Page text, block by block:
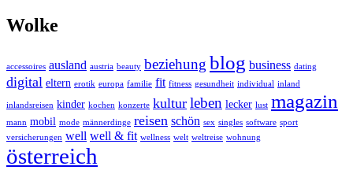
Wolke
accessoires ausland austria beauty beziehung blog business dating
digital eltern erotik europa familie fit fitness gesundheit individual inland
inlandsreisen kinder kochen konzerte kultur leben lecker lust magazin
mann mobil mode männerdinge reisen schön sex singles software sport
versicherungen well well & fit wellness welt weltreise wohnung
österreich